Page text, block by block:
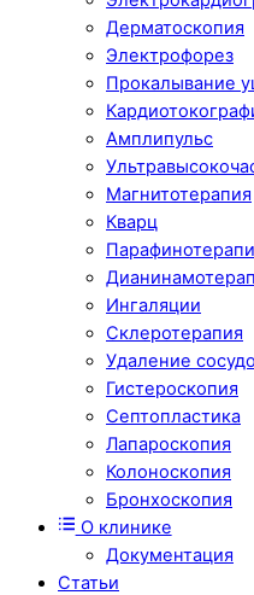
Дерматоскопия
Электрофорез
Прокалывание
Амплипульс
Магнитотерапия
Кварц
Ингаляции
Склеротерапия
Удаление
Гистероскопия
Септопластика
Лапароскопия
Колоноскопия
Бронхоскопия
О клинике
Документация
Статьи